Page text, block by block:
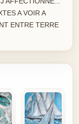
A VOIR A
ENTRE TERRE